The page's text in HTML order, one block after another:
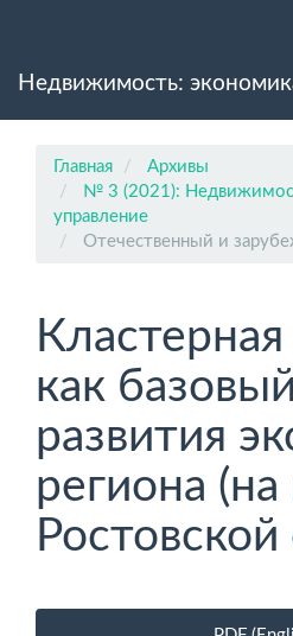
Основное
панель
Недвижимость:
Главная
Архивы
№ 3 (2021):
управление
Отечественный и
как
развития
региона
Боковая